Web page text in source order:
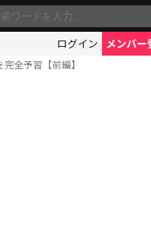
ログイン メンバー
全予習【前編】